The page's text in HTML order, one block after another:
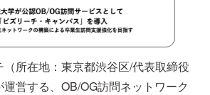
所在地：東京都渋谷区/代表取締役
営する、OB/OG訪問ネットワーク